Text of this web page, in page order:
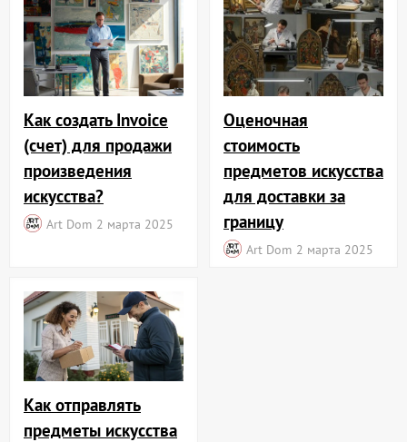
Как создать Invoice
(счет) для продажи
произведения
искусства?
Art Dom 2 марта 2025
Оценочная
стоимость
предметов искусства
для доставки за
границу
Art Dom 2 марта 2025
Как отправлять
предметы искусства